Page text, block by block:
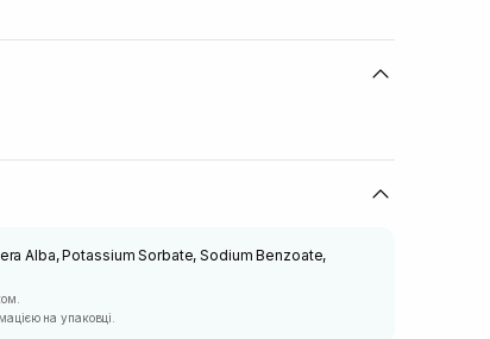
Alba, Potassium Sorbate, Sodium Benzoate,
на упаковці.